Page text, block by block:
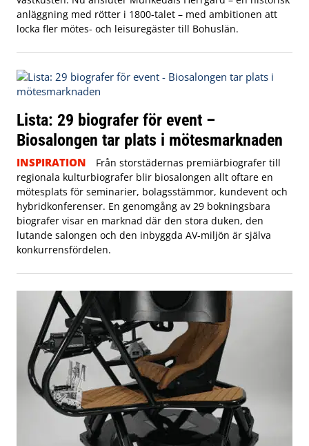
anläggning med rötter i 1800-talet – med ambitionen att
locka fler mötes- och leisuregäster till Bohuslän.
Lista: 29 biografer för event –
Biosalongen tar plats i mötesmarknaden
INSPIRATION
Från storstädernas premiärbiografer till
regionala kulturbiografer blir biosalongen allt oftare en
mötesplats för seminarier, bolagsstämmor, kundevent och
hybridkonferenser. En genomgång av 29 bokningsbara
biografer visar en marknad där den stora duken, den
lutande salongen och den inbyggda AV-miljön är själva
konkurrensfördelen.